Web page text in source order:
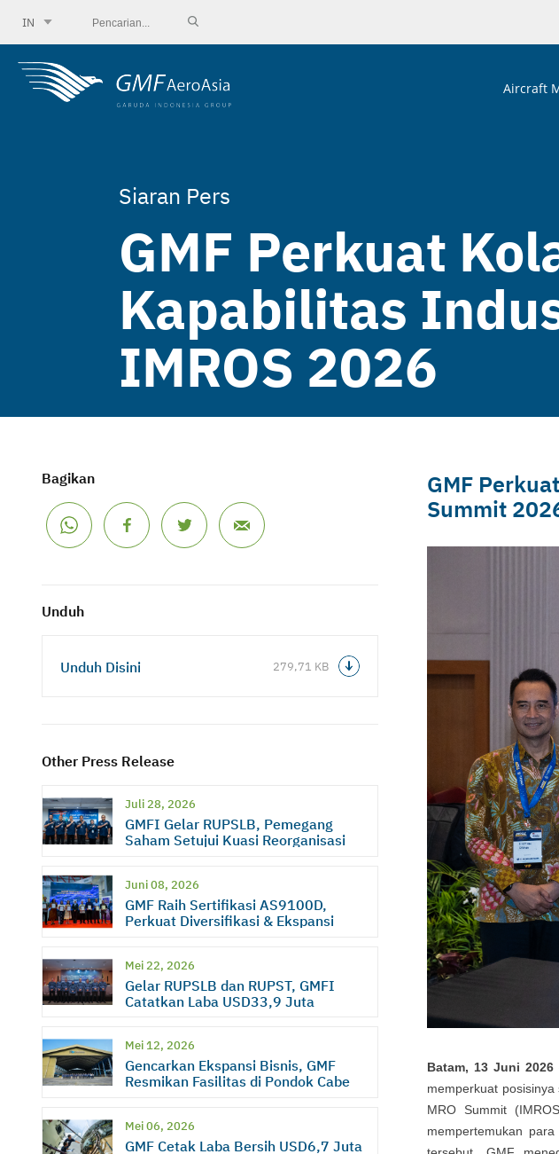
IN
Aircraft
Siaran Pers
GMF Perkuat
Kapabilitas
IMROS 2026
Bagikan
Unduh
Unduh Disini 279,71 KB
Other Press Release
Juli 28, 2026
GMFI Gelar RUPSLB, Pemegang
Saham Setujui Kuasi Reorganisasi
Juni 08, 2026
GMF Raih Sertifikasi AS9100D,
Perkuat Diversifikasi & Ekspansi
Mei 22, 2026
Gelar RUPSLB dan RUPST, GMFI
Catatkan Laba USD33,9 Juta
Mei 12, 2026
Gencarkan Ekspansi Bisnis, GMF
Resmikan Fasilitas di Pondok Cabe
Mei 06, 2026
GMF Cetak Laba Bersih USD6,7 Juta
GMF
Summit
Batam, 13 Juni 2026
memperkuat
MRO Summit
mempertemukan